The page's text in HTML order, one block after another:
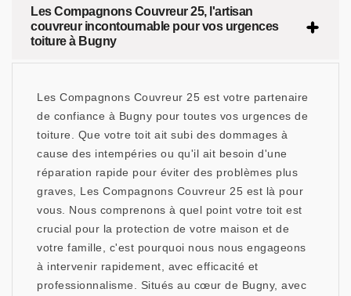
Les Compagnons Couvreur 25, l'artisan
couvreur incontournable pour vos urgences
toiture à Bugny
Les Compagnons Couvreur 25 est votre partenaire
de confiance à Bugny pour toutes vos urgences de
toiture. Que votre toit ait subi des dommages à
cause des intempéries ou qu'il ait besoin d'une
réparation rapide pour éviter des problèmes plus
graves, Les Compagnons Couvreur 25 est là pour
vous. Nous comprenons à quel point votre toit est
crucial pour la protection de votre maison et de
votre famille, c'est pourquoi nous nous engageons
à intervenir rapidement, avec efficacité et
professionnalisme. Situés au cœur de Bugny, avec